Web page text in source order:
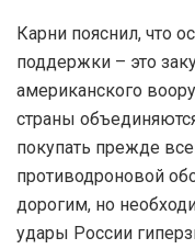
Карни пояснил, что
поддержки – это
американского
страны
покупать прежде
противодроновой
дорогим, но
удары России